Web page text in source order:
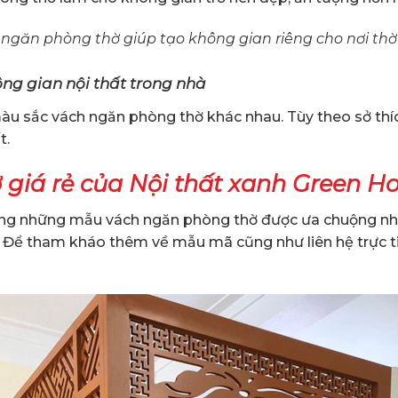
phòng thờ giúp tạo không gian riêng cho nơi
gian nội thất trong nhà
sắc vách ngăn phòng thờ khác nhau. Tùy theo sở
rẻ của Nội thất xanh Green
những mẫu vách ngăn phòng thờ được ưa chuộng
tham kháo thêm về mẫu mã cũng như liên hệ trực